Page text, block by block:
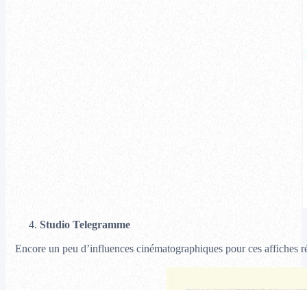
4. Studio Telegramme
Encore un peu d’influences cinématographiques pour ces affiches